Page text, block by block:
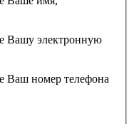
Вашу электронную
Ваш номер телефона